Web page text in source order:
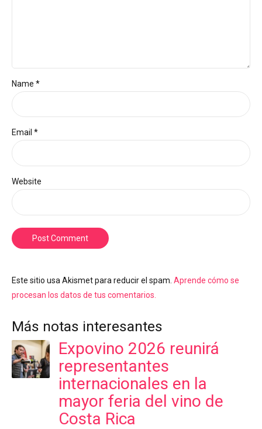
Name *
Email *
Website
Post Comment
Este sitio usa Akismet para reducir el spam. Aprende cómo se
procesan los datos de tus comentarios.
Más notas interesantes
Expovino 2026 reunirá
representantes
internacionales en la
mayor feria del vino de
Costa Rica